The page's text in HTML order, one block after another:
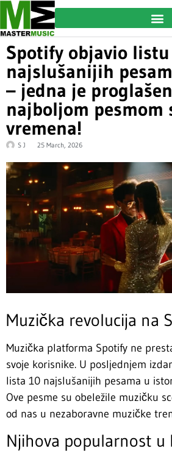
Spotify objavio
najslušanijih
– jedna je
najboljom pesmom
vremena!
S J 25 March, 2026
Muzička revolucija na
Muzička platforma Spotify ne
svoje korisnike. U posljednjem
lista 10 najslušanijih pesama u
Ove pesme su obeležile muzičku
od nas u nezaboravne muzičke
Njihova popularnost u